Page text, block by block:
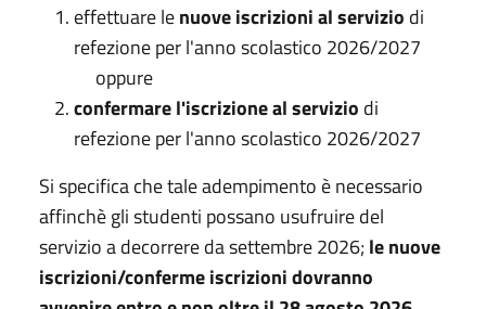
effettuare lenuove iscrizionial servizio di
refezione per l'anno scolastico 2026/2027
oppure
confermare l'iscrizione al servizio di
refezione per l'anno scolastico 2026/2027
Si specifica che tale adempimento è necessario
affinchè gli studenti possano usufruire del
servizio a decorrere da settembre 2026; le nuove
iscrizioni/conferme iscrizioni dovranno